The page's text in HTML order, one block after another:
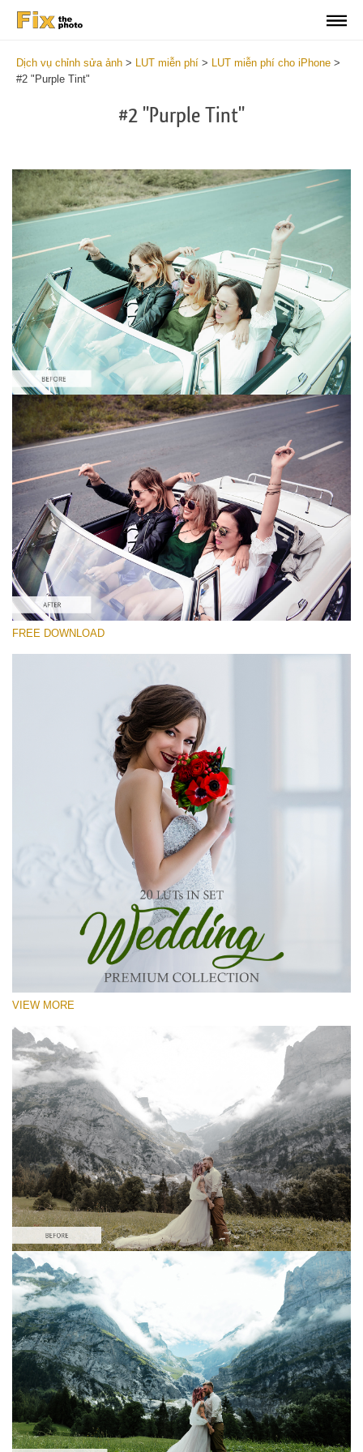
Dịch vụ chỉnh sửa ảnh > LUT miễn phí > LUT miễn phí cho iPhone >
#2 "Purple Tint"
#2 "Purple Tint"
Xin hãy lựa chọn
Free iPhone LUT #2
Premium Wedding LUTs
Must-Have Collection (160 LUTs)
Entire Collection (260 LUTs)
Tải xuống miễn phí
FREE DOWNLOAD
VIEW MORE